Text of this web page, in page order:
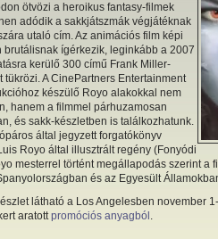
ötvözi a heroikus fantasy-filmek
adódik a sakkjátszmák végjátéknak
utaló cím. Az animációs film képi
ígérkezik, leginkább a 2007
kerülő 300 című Frank Miller-
A CinePartners Entertainment
készülő Royo alakokkal nem
hanem a filmmel párhuzamosan
és sakk-készletben is találkozhatunk.
által jegyzett forgatókönyv
Royo által illusztrált regény (Fonyódi
mesterrel történt megállapodás szerint a
és az Egyesült
látható a Los Angelesben november
aratottpromóciós anyagból .